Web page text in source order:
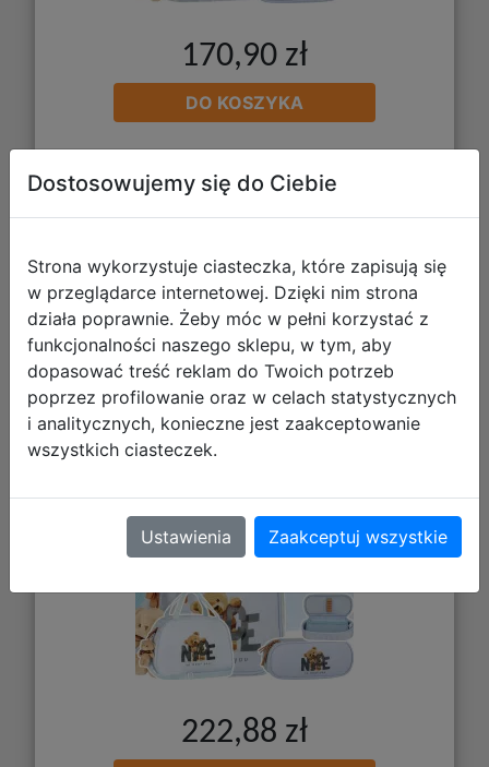
170,90 zł
DO KOSZYKA
Galeria zdjęć
Starpak Zestaw Szkolny 4el. Miś
Plecak 576208 + Piórnik 576212 +
Worek 576211 + Torebka 576210
222,88 zł
Dostosowujemy się do Ciebie
Strona wykorzystuje ciasteczka, które zapisują się
w przeglądarce internetowej. Dzięki nim strona
działa poprawnie. Żeby móc w pełni korzystać z
funkcjonalności naszego sklepu, w tym, aby
dopasować treść reklam do Twoich potrzeb
poprzez profilowanie oraz w celach statystycznych
i analitycznych, konieczne jest zaakceptowanie
wszystkich ciasteczek.
Ustawienia Zaakceptuj wszystkie